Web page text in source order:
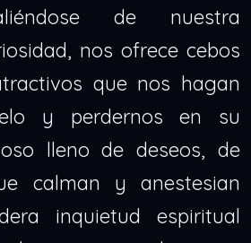
de nuestra
nos ofrece cebos
que nos hagan
y perdernos en su
lleno de deseos, de
calman y anestesian
inquietud espiritual